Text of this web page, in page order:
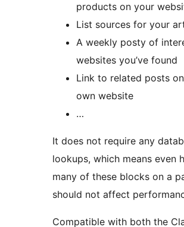
products on your
List sources for your
A weekly posty of
websites you’ve found
Link to related posts
own website
…
It does not require any
lookups, which means even
many of these blocks on a
should not affect
Compatible with both the